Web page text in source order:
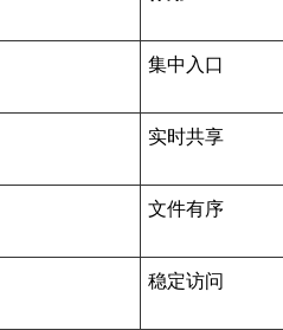
集中入口
实时共享
文件有序
稳定访问